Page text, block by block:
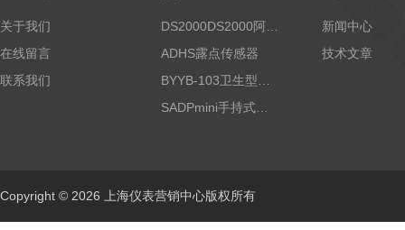
关于我们
在线留言
联系我们
ADHS露点传感器
新闻中心
技术文章
Copyright © 2026 上海仪表营销中心版权所有